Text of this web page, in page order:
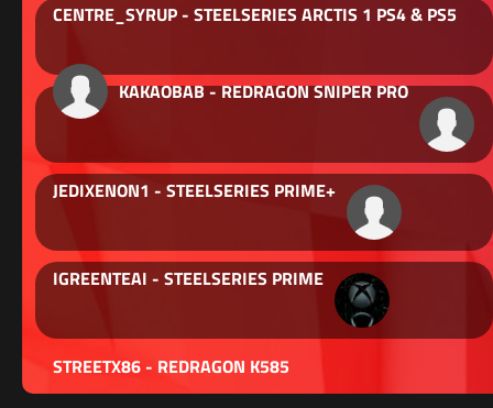
CENTRE_SYRUP - STEELSERIES ARCTIS 1 PS4 & PS5
KAKAOBAB - REDRAGON SNIPER PRO
JEDIXENON1 - STEELSERIES PRIME+
IGREENTEAI - STEELSERIES PRIME
STREETX86 - REDRAGON K585